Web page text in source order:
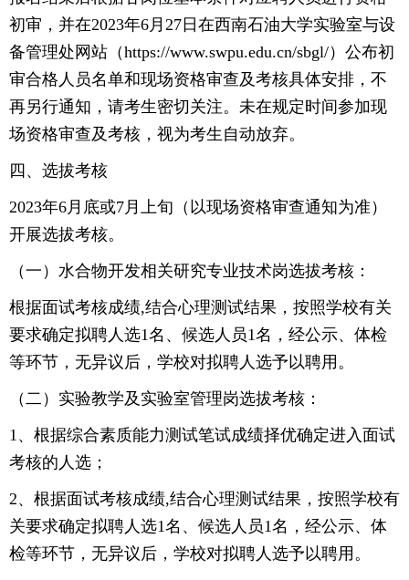
初审，并在2023年6月27日在西南石油大学实验室与设
备管理处网站（https://www.swpu.edu.cn/sbgl/）公布初
审合格人员名单和现场资格审查及考核具体安排，不
再另行通知，请考生密切关注。未在规定时间参加现
场资格审查及考核，视为考生自动放弃。
四、选拔考核
2023年6月底或7月上旬（以现场资格审查通知为准）
开展选拔考核。
（一）水合物开发相关研究专业技术岗选拔考核：
根据面试考核成绩,结合心理测试结果，按照学校有关
要求确定拟聘人选1名、候选人员1名，经公示、体检
等环节，无异议后，学校对拟聘人选予以聘用。
（二）实验教学及实验室管理岗选拔考核：
1、根据综合素质能力测试笔试成绩择优确定进入面试
考核的人选；
2、根据面试考核成绩,结合心理测试结果，按照学校有
关要求确定拟聘人选1名、候选人员1名，经公示、体
检等环节，无异议后，学校对拟聘人选予以聘用。